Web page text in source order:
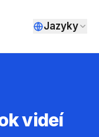
Jazyky
videí